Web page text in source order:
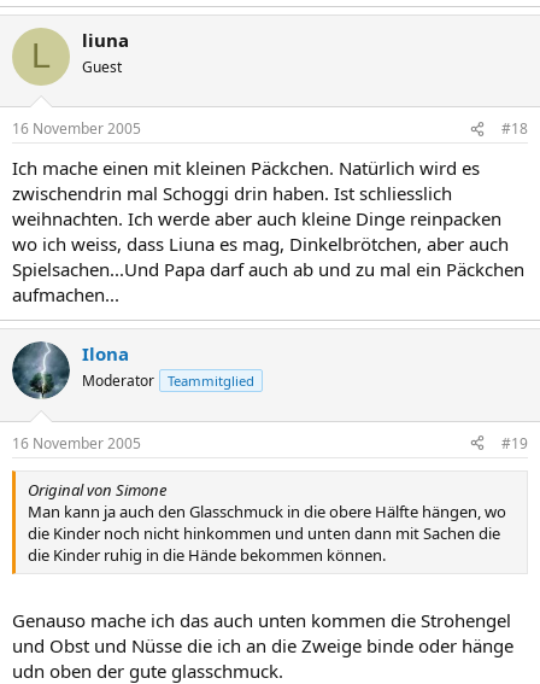
L liuna
Guest
16 November 2005 #18
Ich mache einen mit kleinen Päckchen. Natürlich wird es
zwischendrin mal Schoggi drin haben. Ist schliesslich
weihnachten. Ich werde aber auch kleine Dinge reinpacken
wo ich weiss, dass Liuna es mag, Dinkelbrötchen, aber auch
Spielsachen...Und Papa darf auch ab und zu mal ein Päckchen
aufmachen...
Ilona
Moderator Teammitglied
16 November 2005 #19
Original von Simone
Man kann ja auch den Glasschmuck in die obere Hälfte hängen, wo
die Kinder noch nicht hinkommen und unten dann mit Sachen die
die Kinder ruhig in die Hände bekommen können.
Genauso mache ich das auch unten kommen die Strohengel
und Obst und Nüsse die ich an die Zweige binde oder hänge
udn oben der gute glasschmuck.